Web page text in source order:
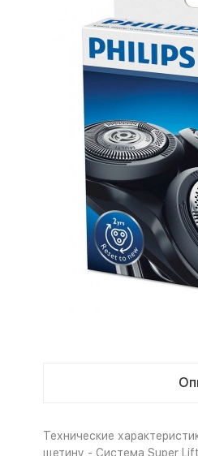
Технические
щетину - Система Super